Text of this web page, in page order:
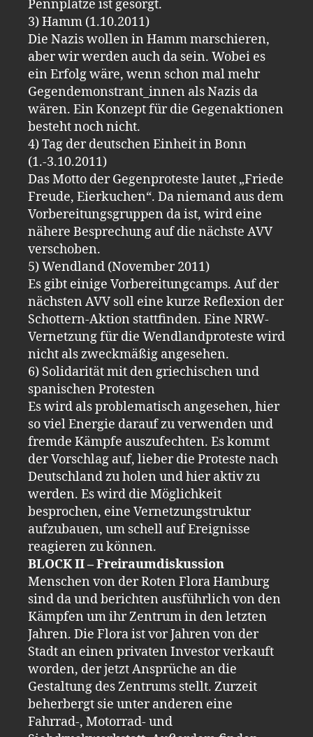
Pennplätze ist gesorgt.
3) Hamm (1.10.2011)
Die Nazis wollen in Hamm marschieren,
aber wir werden auch da sein. Wobei es
ein Erfolg wäre, wenn schon mal mehr
Gegendemonstrant_innen als Nazis da
wären. Ein Konzept für die Gegenaktionen
besteht noch nicht.
4) Tag der deutschen Einheit in Bonn
(1.-3.10.2011)
Das Motto der Gegenproteste lautet „Friede
Freude, Eierkuchen“. Da niemand aus dem
Vorbereitungsgruppen da ist, wird eine
nähere Besprechung auf die nächste AVV
verschoben.
5) Wendland (November 2011)
Es gibt einige Vorbereitungcamps. Auf der
nächsten AVV soll eine kurze Reflexion der
Schottern-Aktion stattfinden. Eine NRW-
Vernetzung für die Wendlandproteste wird
nicht als zweckmäßig angesehen.
6) Solidarität mit den griechischen und
spanischen Protesten
Es wird als problematisch angesehen, hier
so viel Energie darauf zu verwenden und
fremde Kämpfe auszufechten. Es kommt
der Vorschlag auf, lieber die Proteste nach
Deutschland zu holen und hier aktiv zu
werden. Es wird die Möglichkeit
besprochen, eine Vernetzungstruktur
aufzubauen, um schell auf Ereignisse
reagieren zu können.
BLOCK II – Freiraumdiskussion
Menschen von der Roten Flora Hamburg
sind da und berichten ausführlich von den
Kämpfen um ihr Zentrum in den letzten
Jahren. Die Flora ist vor Jahren von der
Stadt an einen privaten Investor verkauft
worden, der jetzt Ansprüche an die
Gestaltung des Zentrums stellt. Zurzeit
beherbergt sie unter anderen eine
Fahrrad-, Motorrad- und